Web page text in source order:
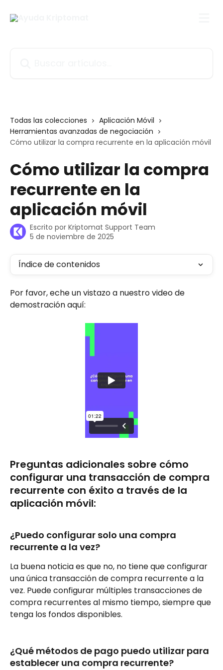
Todas las colecciones
Aplicación Móvil
Herramientas avanzadas de negociación
Cómo utilizar la compra recurrente en la aplicación móvil
Cómo utilizar la compra
recurrente en la
aplicación móvil
Escrito por Kriptomat Support Team
5 de noviembre de 2025
Índice de contenidos
Por favor, eche un vistazo a nuestro video de
demostración aquí:
Preguntas adicionales sobre cómo
configurar una transacción de compra
recurrente con éxito a través de la
aplicación móvil:
¿Puedo configurar solo una compra
recurrente a la vez?
La buena noticia es que no, no tiene que configurar
una única transacción de compra recurrente a la
vez. Puede configurar múltiples transacciones de
compra recurrentes al mismo tiempo, siempre que
tenga los fondos disponibles.
¿Qué métodos de pago puedo utilizar para
establecer una compra recurrente?